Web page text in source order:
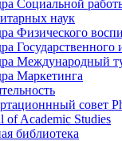
Социальной
наук
Физического
Международный
Маркетинга
совет
of Academic Studies
библиотека